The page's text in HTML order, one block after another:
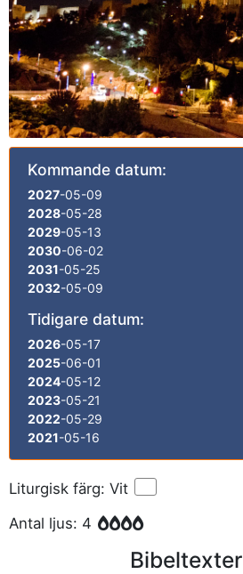
Kommande datum:
2027-05-09
2028-05-28
2029-05-13
2030-06-02
2031-05-25
2032-05-09
Tidigare datum:
2026-05-17
2025-06-01
2024-05-12
2023-05-21
2022-05-29
2021-05-16
Liturgisk färg: Vit
Antal ljus: 4
Bibeltexter